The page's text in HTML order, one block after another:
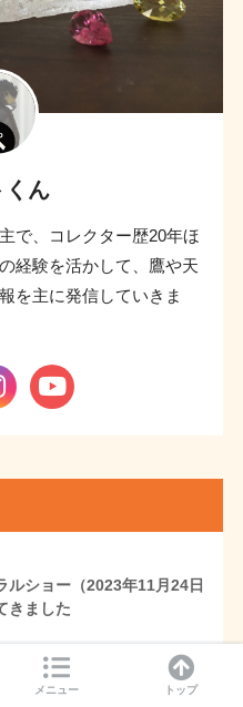
くん
で、コレクター歴20年ほ
経験を活かして、鷹や天
を主に発信していきま
ルショー（2023年11月24日
きました
と仲間たちin福岡（2023年
メニュー トップ